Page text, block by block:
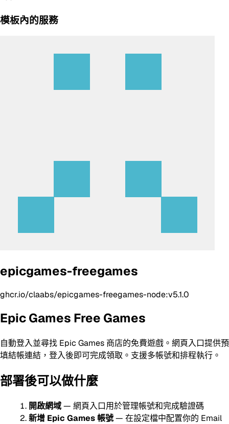
模板內的服務
epicgames-freegames
ghcr.io/claabs/epicgames-freegames-node:v5.1.0
Epic Games Free Games
自動登入並尋找 Epic Games 商店的免費遊戲。網頁入口提供預
填結帳連結，登入後即可完成領取。支援多帳號和排程執行。
部署後可以做什麼
開啟網域— 網頁入口用於管理帳號和完成驗證碼
新增 Epic Games 帳號— 在設定檔中配置你的 Email